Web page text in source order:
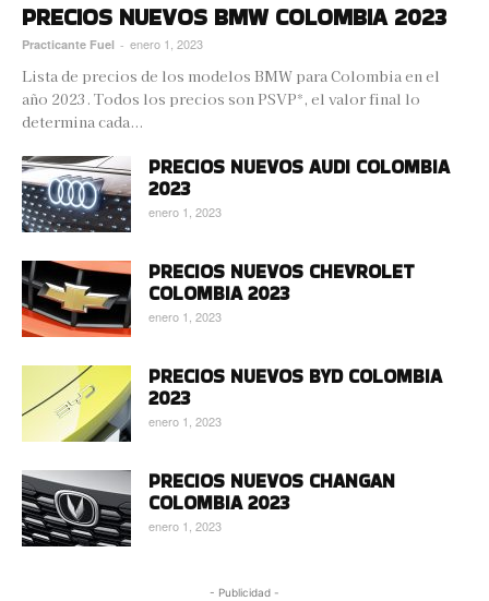
PRECIOS NUEVOS BMW COLOMBIA 2023
Practicante Fuel - enero 1, 2023
Lista de precios de los modelos BMW para Colombia en el
año 2023. Todos los precios son PSVP*, el valor final lo
determina cada...
PRECIOS NUEVOS AUDI COLOMBIA
2023
enero 1, 2023
PRECIOS NUEVOS CHEVROLET
COLOMBIA 2023
enero 1, 2023
PRECIOS NUEVOS BYD COLOMBIA
2023
enero 1, 2023
PRECIOS NUEVOS CHANGAN
COLOMBIA 2023
enero 1, 2023
- Publicidad -